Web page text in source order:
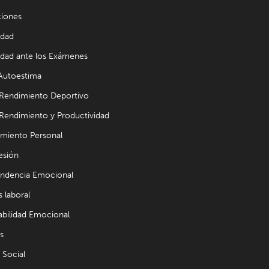
ante los Exámenes
Deportivo
y Productividad
Personal
Emocional
laboral
Emocional
Social